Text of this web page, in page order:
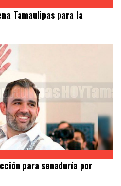
Tamaulipas para la
para senaduría por